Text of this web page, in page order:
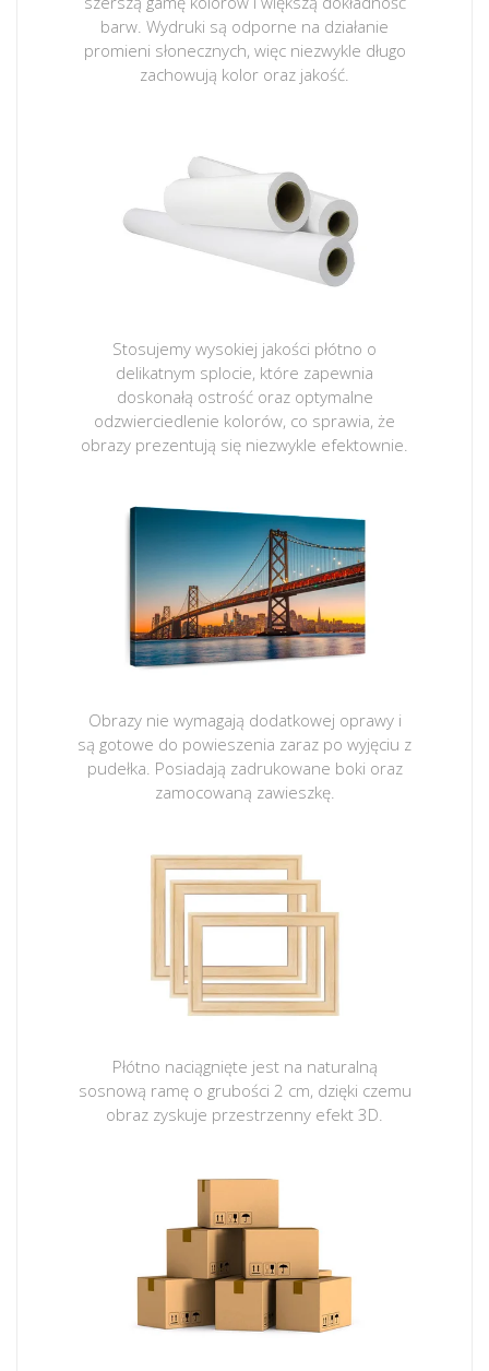
barw. Wydruki są odporne na działanie
promieni słonecznych, więc niezwykle długo
zachowują kolor oraz jakość.
Stosujemy wysokiej jakości płótno o
delikatnym splocie, które zapewnia
doskonałą ostrość oraz optymalne
odzwierciedlenie kolorów, co sprawia, że
obrazy prezentują się niezwykle efektownie.
Obrazy nie wymagają dodatkowej oprawy i
są gotowe do powieszenia zaraz po wyjęciu z
pudełka. Posiadają zadrukowane boki oraz
zamocowaną zawieszkę.
Płótno naciągnięte jest na naturalną
sosnową ramę o grubości 2 cm, dzięki czemu
obraz zyskuje przestrzenny efekt 3D.